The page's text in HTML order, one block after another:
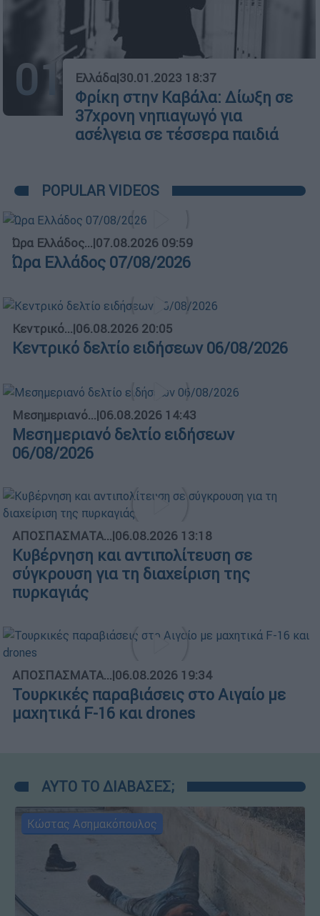
01 Ελλάδα|30.01.2023 18:37
Φρίκη στην Καβάλα: Δίωξη σε
37χρονη νηπιαγωγό για
ασέλγεια σε τέσσερα παιδιά
POPULAR VIDEOS
Ώρα Ελλάδος...|07.08.2026 09:59
Ώρα Ελλάδος 07/08/2026
Κεντρικό...|06.08.2026 20:05
Κεντρικό δελτίο ειδήσεων 06/08/2026
Μεσημεριανό...|06.08.2026 14:43
Μεσημεριανό δελτίο ειδήσεων
06/08/2026
ΑΠΟΣΠΑΣΜΑΤΑ...|06.08.2026 13:18
Κυβέρνηση και αντιπολίτευση σε
σύγκρουση για τη διαχείριση της
πυρκαγιάς
ΑΠΟΣΠΑΣΜΑΤΑ...|06.08.2026 19:34
Τουρκικές παραβιάσεις στο Αιγαίο με
μαχητικά F-16 και drones
ΑΥΤΟ ΤΟ ΔΙΑΒΑΣΕΣ;
Κώστας Ασημακόπουλος